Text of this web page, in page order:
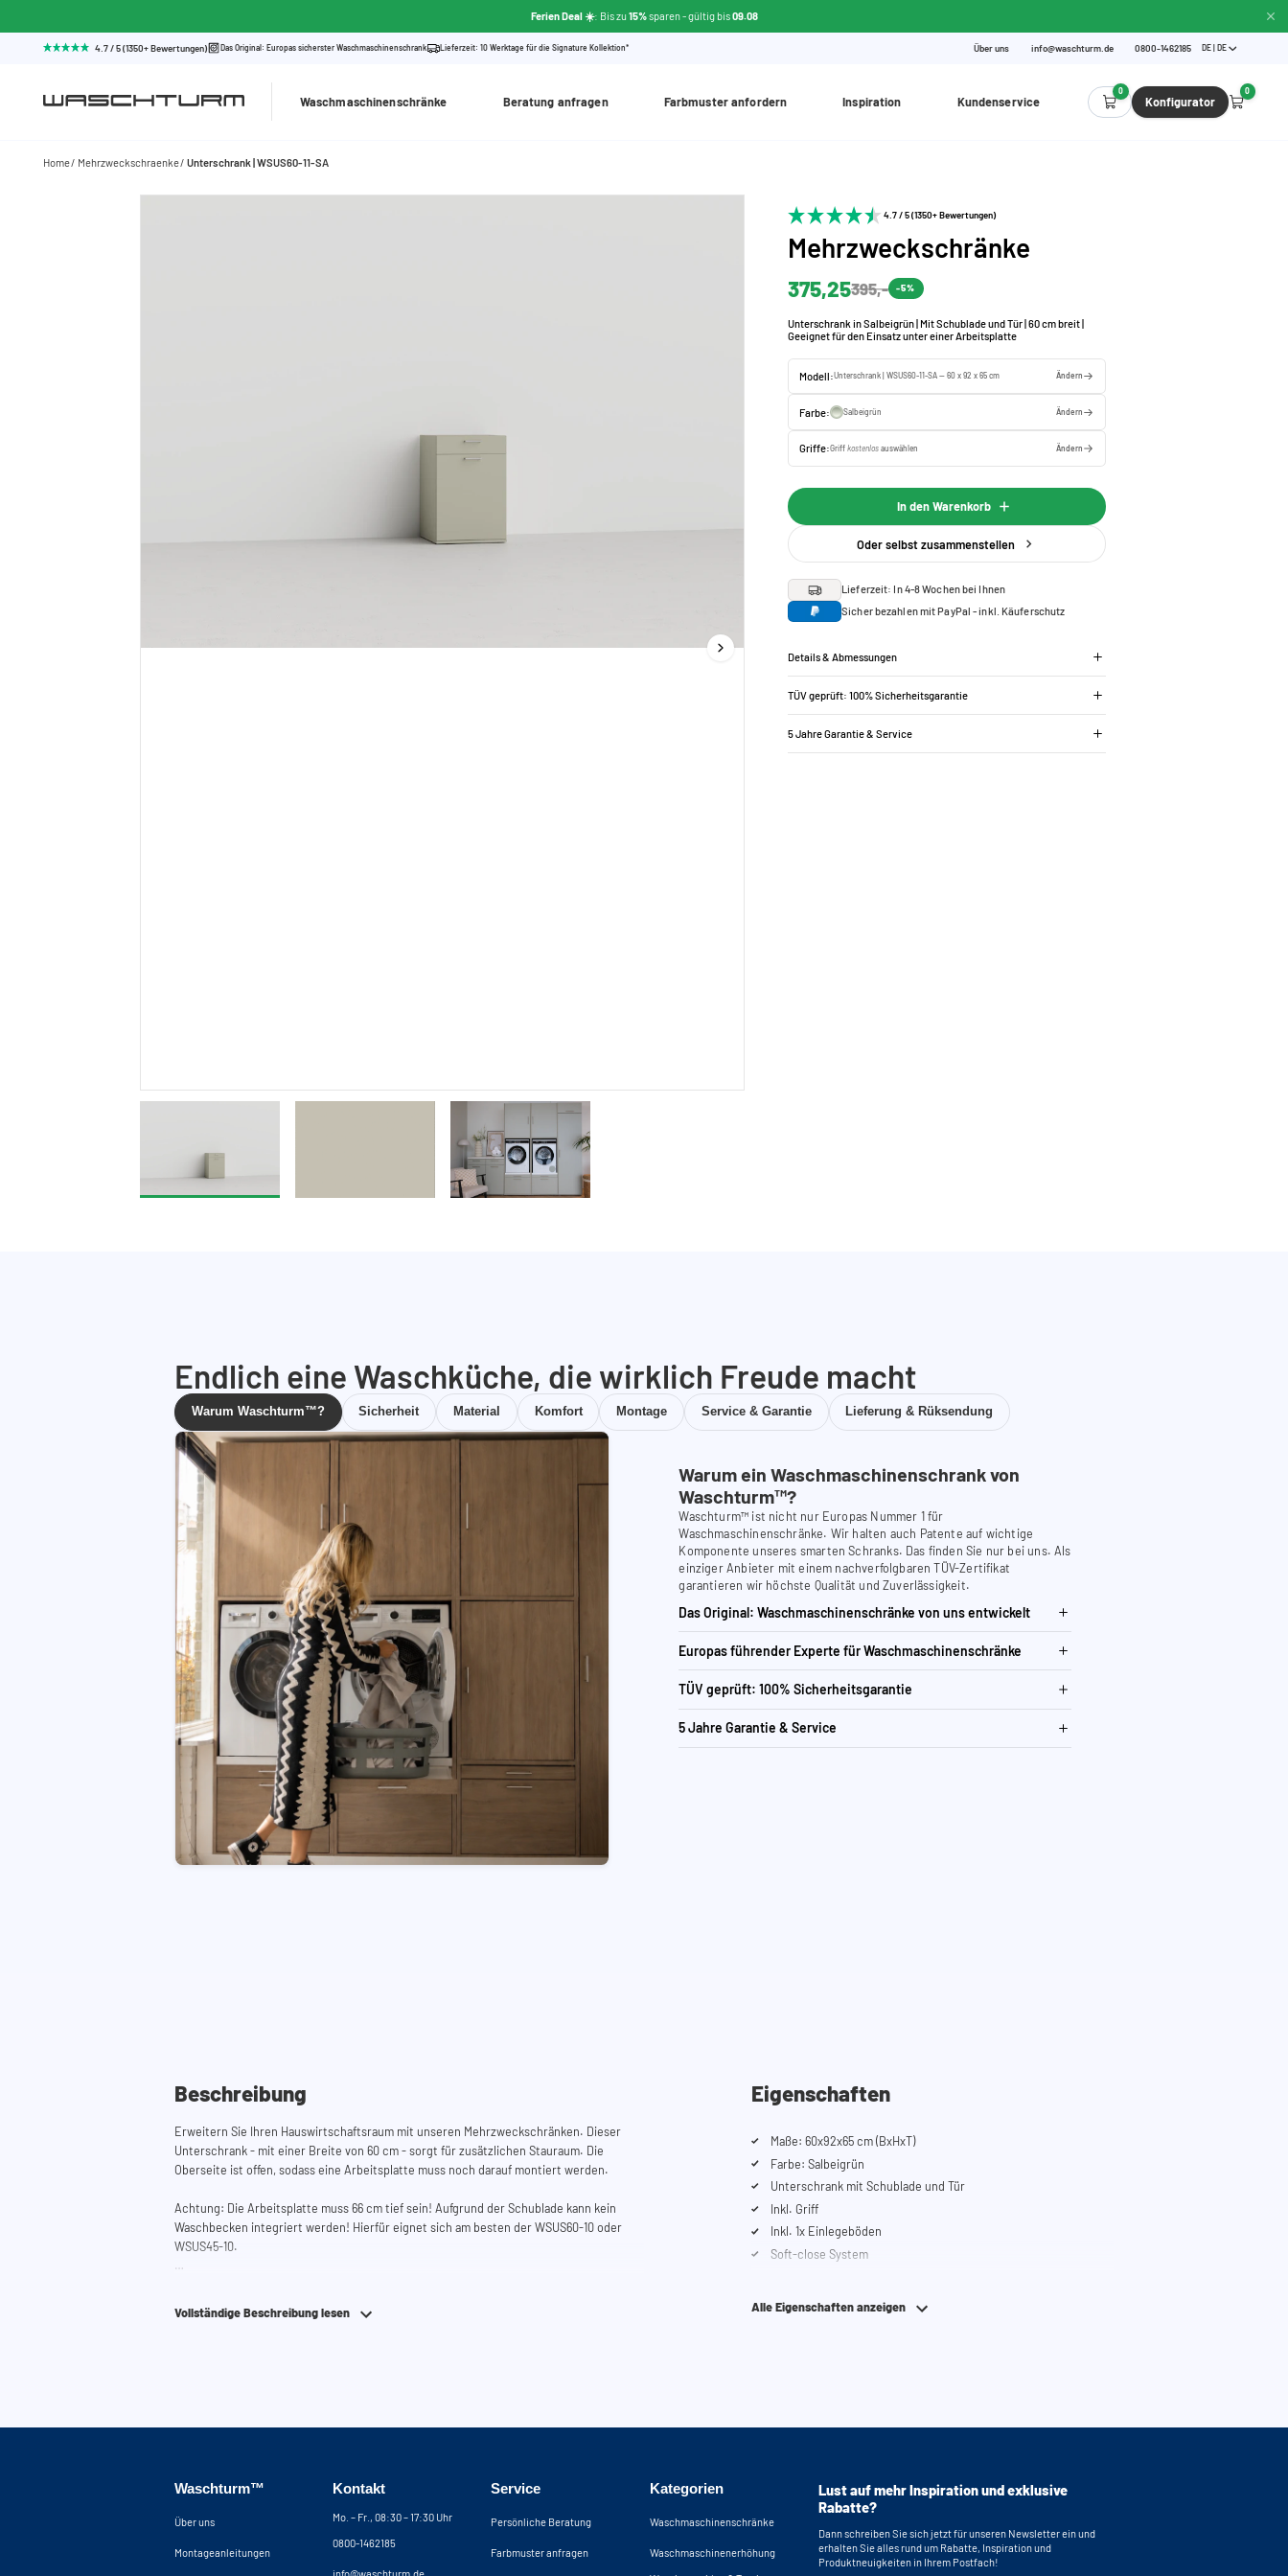
Ferien Deal ☀️: Bis zu15%sparen- gültig bis09.08
4.7 / 5 (1350+ Bewertungen) Das Original: Europas sicherster Waschmaschinenschrank Lieferzeit: 10 Werktage für die Signature Kollektion* Über uns info@waschturm.de 0800-1462185 DE | DE
Waschmaschinenschränke Beratung anfragen Farbmuster anfordern Inspiration Kundenservice
0
Konfigurator
0
Home Mehrzweckschraenke Unterschrank | WSUS60-11-SA
4.7 / 5 (1350+ Bewertungen)
Mehrzweckschränke
375,25395,- -5%
Unterschrank in Salbeigrün | Mit Schublade und Tür | 60 cm breit |
Geeignet für den Einsatz unter einer Arbeitsplatte
Modell:Unterschrank | WSUS60-11-SA — 60 x 92 x 65 cm Ändern
Farbe: Salbeigrün Ändern
Griffe:Griffkostenlos auswählen Ändern
In den Warenkorb
Oder selbst zusammenstellen
Lieferzeit: In 4-8 Wochen bei Ihnen
Sicher bezahlen mit PayPal - inkl. Käuferschutz
Details & Abmessungen
TÜV geprüft: 100% Sicherheitsgarantie
5 Jahre Garantie & Service
Endlich eine Waschküche, die wirklich Freude macht
Warum Waschturm™? Sicherheit Material Komfort Montage Service & Garantie Lieferung & Rüksendung
Warum ein Waschmaschinenschrank von
Waschturm™?
Waschturm™ ist nicht nur Europas Nummer 1 für
Waschmaschinenschränke. Wir halten auch Patente auf wichtige
Komponente unseres smarten Schranks. Das finden Sie nur bei uns. Als
einziger Anbieter mit einem nachverfolgbaren TÜV-Zertifikat
garantieren wir höchste Qualität und Zuverlässigkeit.
Das Original: Waschmaschinenschränke von uns entwickelt
Europas führender Experte für Waschmaschinenschränke
TÜV geprüft: 100% Sicherheitsgarantie
5 Jahre Garantie & Service
Beschreibung
Erweitern Sie Ihren Hauswirtschaftsraum mit unseren Mehrzweckschränken. Dieser
Unterschrank - mit einer Breite von 60 cm - sorgt für zusätzlichen Stauraum. Die
Oberseite ist offen, sodass eine Arbeitsplatte muss noch darauf montiert werden.
Achtung: Die Arbeitsplatte muss 66 cm tief sein! Aufgrund der Schublade kann kein
Waschbecken integriert werden! Hierfür eignet sich am besten der WSUS60-10 oder
WSUS45-10.
auch rechtsseitig angeschlagen werden kann.
Vollständige Beschreibung lesen
Eigenschaften
Maße: 60x92x65 cm (BxHxT)
Farbe: Salbeigrün
Unterschrank mit Schublade und Tür
Inkl. Griff
Inkl. 1x Einlegeböden
Soft-close System
Interieurfarbe Auszüge: Anthrazit
Alle Eigenschaften anzeigen
Waschturm™
Über uns
Montageanleitungen
Kontakt
Mo. – Fr., 08:30 – 17:30 Uhr
0800-1462185
Service
Persönliche Beratung
Farbmuster anfragen
Kategorien
Waschmaschinenschränke
Waschmaschinenerhöhung
Lust auf mehr Inspiration und exklusive
Rabatte?
Dann schreiben Sie sich jetzt für unseren Newsletter ein und
erhalten Sie alles rund um Rabatte, Inspiration und
Produktneuigkeiten in Ihrem Postfach!